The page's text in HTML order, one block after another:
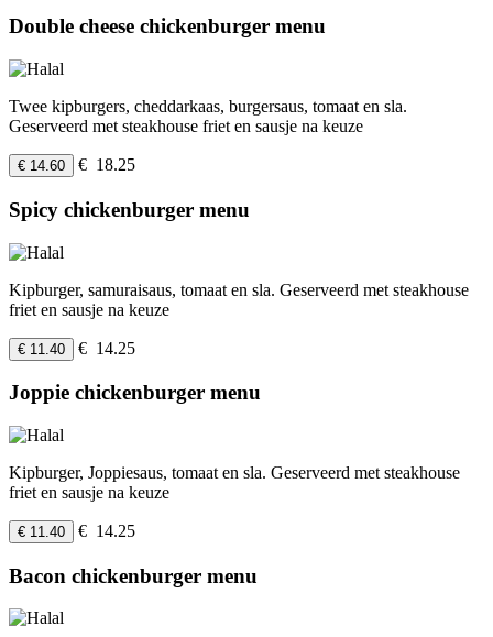
Double cheese chickenburger menu
Twee kipburgers, cheddarkaas, burgersaus, tomaat en sla.
Geserveerd met steakhouse friet en sausje na keuze
€ 14.60 € 18.25
Spicy chickenburger menu
Kipburger, samuraisaus, tomaat en sla. Geserveerd met steakhouse
friet en sausje na keuze
€ 11.40 € 14.25
Joppie chickenburger menu
Kipburger, Joppiesaus, tomaat en sla. Geserveerd met steakhouse
friet en sausje na keuze
€ 11.40 € 14.25
Bacon chickenburger menu